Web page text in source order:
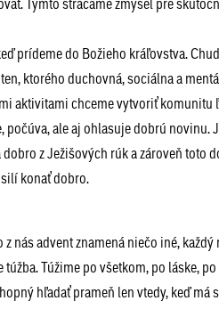
prídeme do Božieho kráľovstva.
ktorého duchovná, sociálna a
aktivitami chceme vytvoriť
ale aj ohlasuje dobrú novinu.
z Ježišových rúk a zároveň toto
konať dobro.
nás advent znamená niečo iné,
Túžime po všetkom, po láske,
hľadať prameň len vtedy, keď